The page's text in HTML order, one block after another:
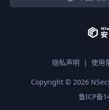
隐私声明 | 使用
Copyright © 2026
鲁ICP备